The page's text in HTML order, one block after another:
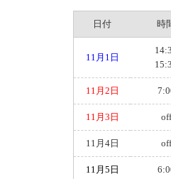
日付 時
11月1日
11月2日
11月3日 off
11月4日 off
11月5日